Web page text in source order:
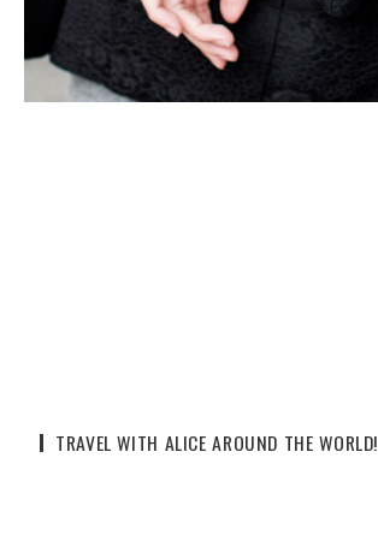
TRAVEL WITH ALICE AROUND THE WORLD!